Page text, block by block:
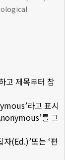
고 제목부터 참
라고 표시
를 그
(Ed.)’또는 ‘편